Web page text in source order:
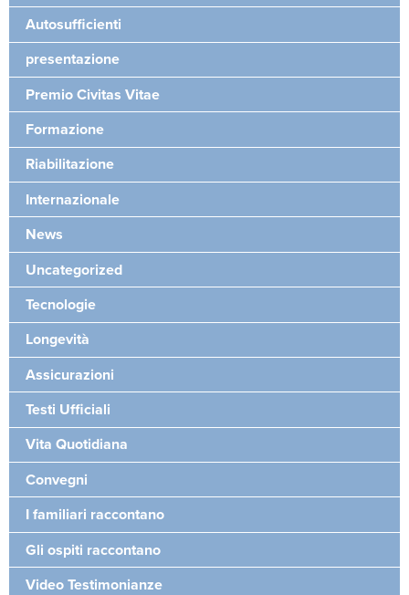
Autosufficienti
presentazione
Premio Civitas Vitae
Formazione
Riabilitazione
Internazionale
News
Uncategorized
Tecnologie
Longevità
Assicurazioni
Testi Ufficiali
Vita Quotidiana
Convegni
I familiari raccontano
Gli ospiti raccontano
Video Testimonianze